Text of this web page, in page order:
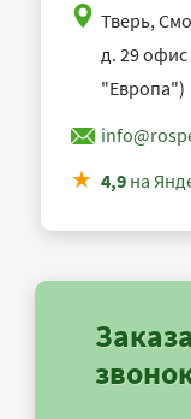
Тверь,
д. 29 офис
"Европа")
4,9 на